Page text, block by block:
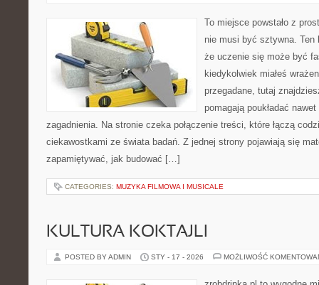
To miejsce powstało z
nie musi być sztywna.
że uczenie się może być
kiedykolwiek miałeś
przegadane, tutaj
pomagają poukładać
zagadnienia. Na stronie czeka połączenie treści, które łączą
ciekawostkami ze świata badań. Z jednej strony pojawiają się
zapamiętywać, jak budować […]
CATEGORIES: MUZYKA FILMOWA I MUSICALE
KULTURA KOKTAJLI
POSTED BY ADMIN STY - 17 - 2026 MOŻLIWOŚĆ